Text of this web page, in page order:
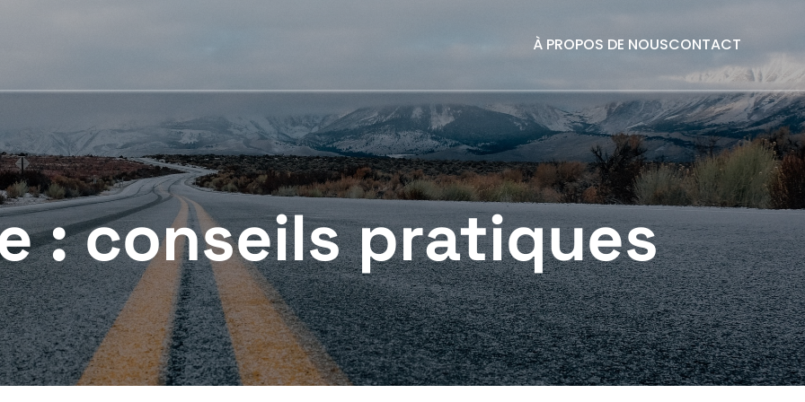
À PROPOS DE NOUSCONTACT
:conseils pratiques